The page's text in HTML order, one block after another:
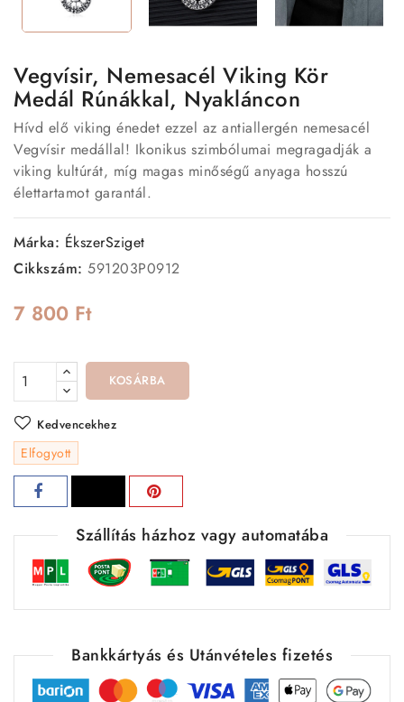
Vegvísir, Nemesacél Viking Kör
Medál Rúnákkal, Nyakláncon
Hívd elő viking énedet ezzel az antiallergén nemesacél
Vegvísir medállal! Ikonikus szimbólumai megragadják a
viking kultúrát, míg magas minőségű anyaga hosszú
élettartamot garantál.
Márka: ÉkszerSziget
Cikkszám: 591203P0912
7 800 Ft
KOSÁRBA
Kedvencekhez
Elfogyott
Szállítás házhoz vagy automatába
Bankkártyás és Utánvételes fizetés